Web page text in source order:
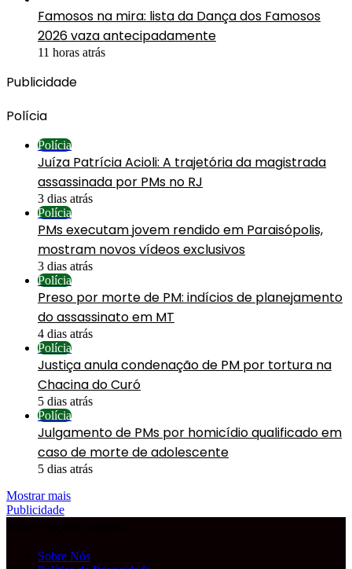
Famosos na mira: lista da Dança dos Famosos
2026 vaza antecipadamente
11 horas atrás
Publicidade
Polícia
Polícia
Juíza Patrícia Acioli: A trajetória da magistrada
assassinada por PMs no RJ
3 dias atrás
Polícia
PMs executam jovem rendido em Paraisópolis,
mostram novos vídeos exclusivos
3 dias atrás
Polícia
Preso por morte de PM: indícios de planejamento
do assassinato em MT
4 dias atrás
Polícia
Justiça anula condenação de PM por tortura na
Chacina do Curó
5 dias atrás
Polícia
Julgamento de PMs por homicídio qualificado em
caso de morte de adolescente
5 dias atrás
Mostrar mais
Publicidade
Sobre Nós